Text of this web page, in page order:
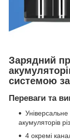
Зарядний
системою
Переваги та
акумуляторів
4 окремі